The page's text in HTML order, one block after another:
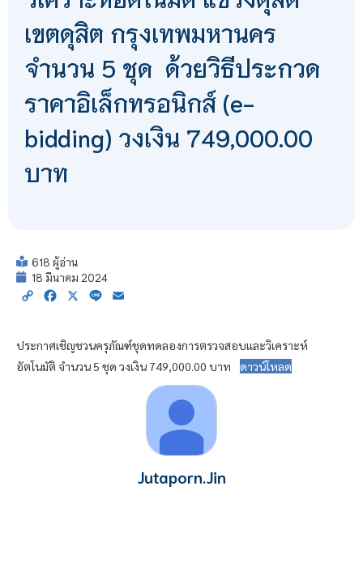
เขตดุสิต กรุงเทพมหานคร
จำนวน 5 ชุด ด้วยวิธีประกวด
ราคาอิเล็กทรอนิกส์ (e-
bidding) วงเงิน 749,000.00
บาท
618 ผู้อ่าน
18 มีนาคม 2024
Copy Facebook
X Line
ประกาศเชิญชวนครุภัณฑ์ชุดทดลองการตรวจสอบและวิเคราะห์
อัตโนมัติ จำนวน 5 ชุด วงเงิน 749,000.00 บาท
ดาวน์โหลด
Jutaporn.Jin